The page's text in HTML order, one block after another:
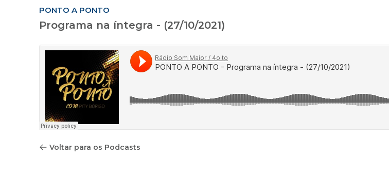
PONTO A PONTO
Programa na íntegra - (27/10/2021)
Voltar para os Podcasts